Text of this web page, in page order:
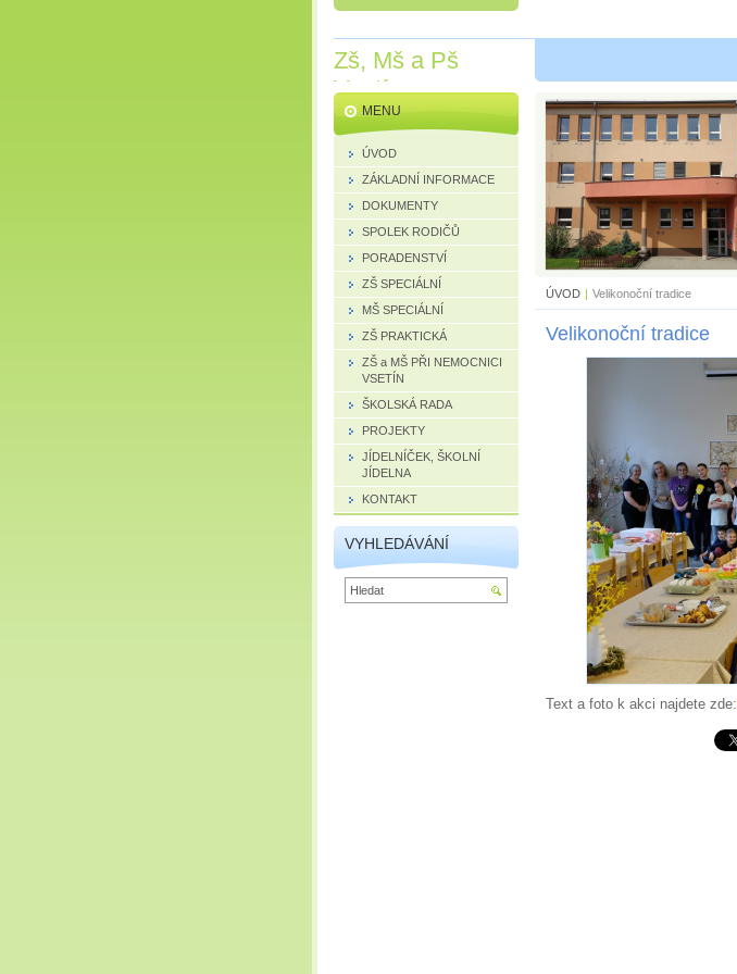
Zš, Mš a Pš
Vsetín
ÚVOD | Velikonoční tradice
Velikonoční tradice
Text a foto k akci najdete zde:
MENU
ÚVOD
ZÁKLADNÍ INFORMACE
DOKUMENTY
SPOLEK RODIČŮ
PORADENSTVÍ
ZŠ SPECIÁLNÍ
MŠ SPECIÁLNÍ
ZŠ PRAKTICKÁ
ZŠ a MŠ PŘI NEMOCNICI
VSETÍN
ŠKOLSKÁ RADA
PROJEKTY
JÍDELNÍČEK, ŠKOLNÍ
JÍDELNA
KONTAKT
VYHLEDÁVÁNÍ